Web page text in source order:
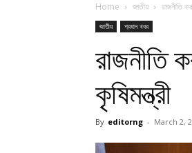
Home জাতীয় রাজনীতি
জাতীয় প্রধান খবর
রাজনীতি
কৃষিমন্ত্রী
By editorng - March 2,